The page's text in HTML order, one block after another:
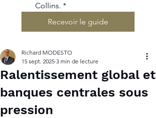
Collins. *
Recevoir le guide
Ralentissement global et
banques centrales sous
pression
Richard MODESTO
15 sept. 2025 3 min de lecture